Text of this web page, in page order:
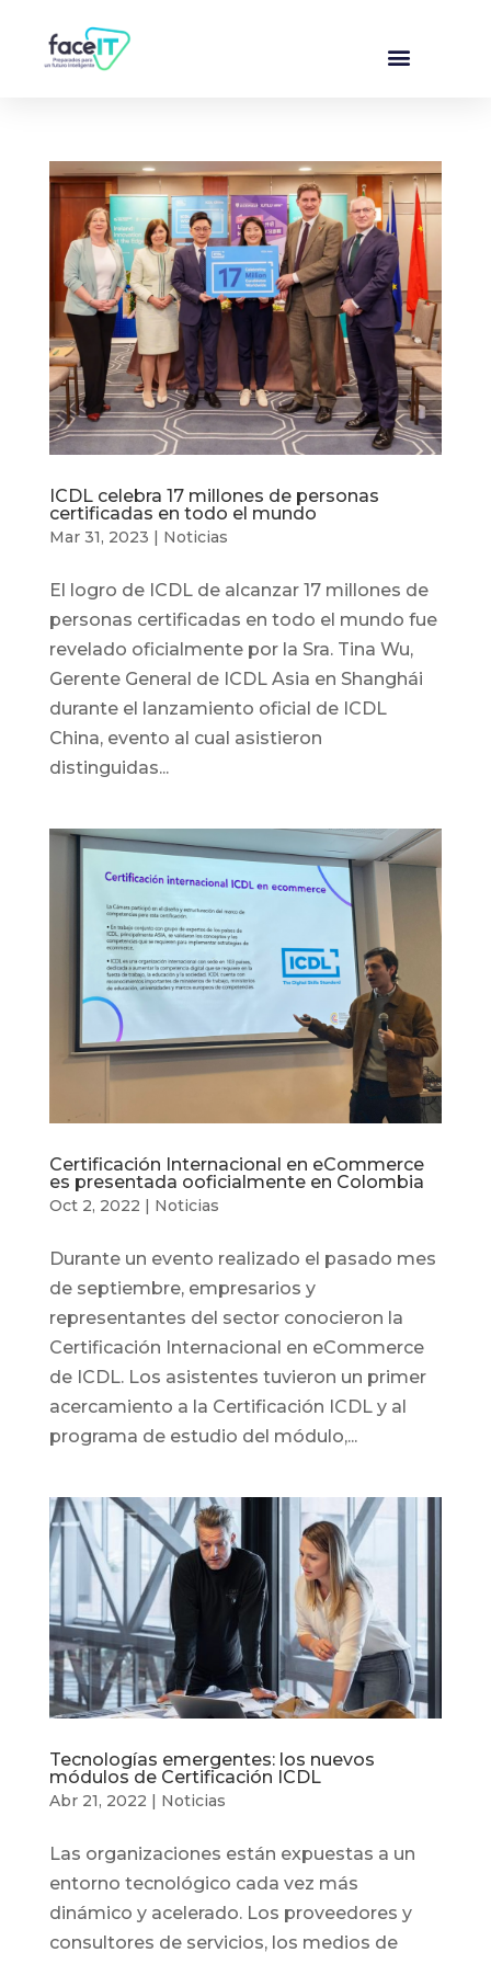
ICDL celebra 17 millones de personas
certificadas en todo el mundo
Mar 31, 2023 Noticias
El logro de ICDL de alcanzar 17 millones de
personas certificadas en todo el mundo fue
revelado oficialmente por la Sra. Tina Wu,
Gerente General de ICDL Asia en Shanghái
durante el lanzamiento oficial de ICDL
China, evento al cual asistieron
distinguidas...
Certificación Internacional en eCommerce
es presentada ooficialmente en Colombia
Oct 2, 2022 | Noticias
Durante un evento realizado el pasado mes
de septiembre, empresarios y
representantes del sector conocieron la
Certificación Internacional en eCommerce
de ICDL. Los asistentes tuvieron un primer
acercamiento a la Certificación ICDL y al
programa de estudio del módulo,...
Tecnologías emergentes: los nuevos
módulos de Certificación ICDL
Abr 21, 2022 | Noticias
Las organizaciones están expuestas a un
entorno tecnológico cada vez más
dinámico y acelerado. Los proveedores y
consultores de servicios, los medios de